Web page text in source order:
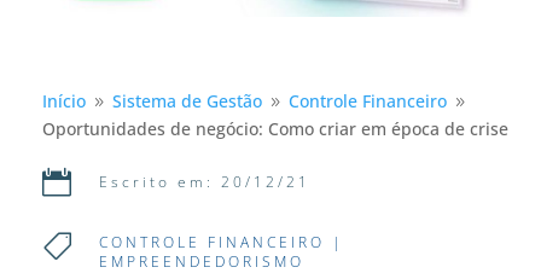
Início 9 Sistema de Gestão 9 Controle Financeiro 9
Oportunidades de negócio: Como criar em época de crise
 Escrito em: 20/12/21
 CONTROLE FINANCEIRO
|
EMPREENDEDORISMO